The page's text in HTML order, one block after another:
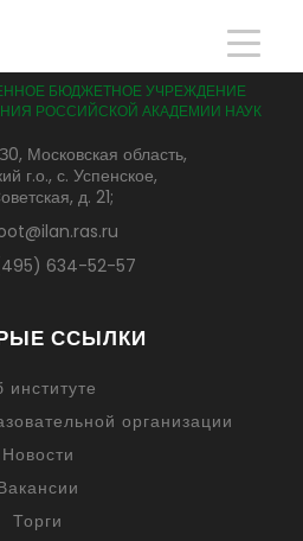
БЮДЖЕТНОЕ УЧРЕЖДЕНИЕ
РОССИЙСКОЙ АКАДЕМИИ НАУК
Московская область,
г.о., с. Успенское,
д. 21;
634-52-57
ССЫЛКИ
институте
организации
Новости
Торги